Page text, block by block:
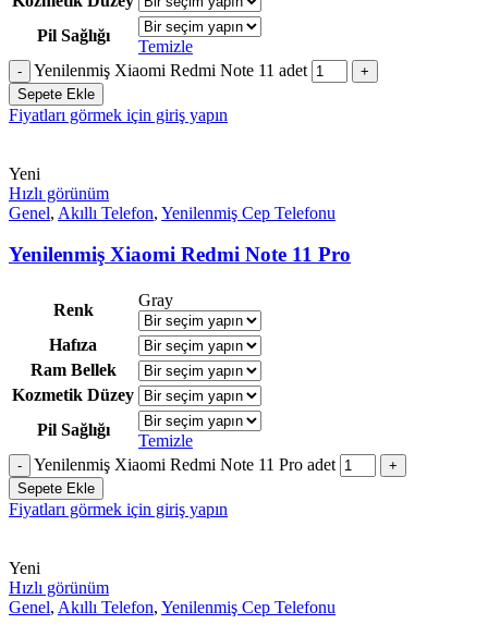
Pil Sağlığı
Temizle
Yenilenmiş Xiaomi Redmi Note 11 adet
Sepete Ekle
Fiyatları görmek için giriş yapın
Yeni
Hızlı görünüm
Genel, Akıllı Telefon, Yenilenmiş Cep Telefonu
Yenilenmiş Xiaomi Redmi Note 11 Pro
Renk
Gray
Hafıza
Ram Bellek
Kozmetik Düzey
Pil Sağlığı
Temizle
Yenilenmiş Xiaomi Redmi Note 11 Pro adet
Sepete Ekle
Fiyatları görmek için giriş yapın
Yeni
Hızlı görünüm
Genel, Akıllı Telefon, Yenilenmiş Cep Telefonu